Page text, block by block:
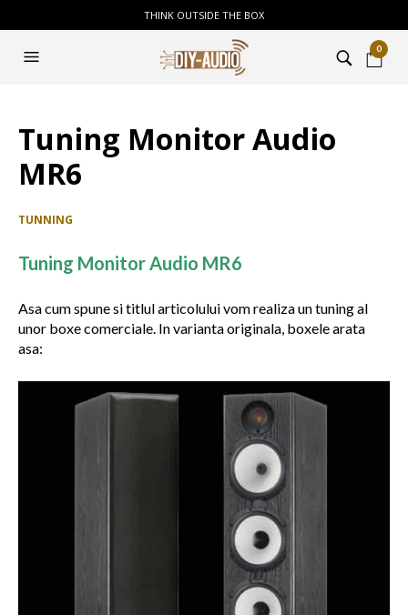
THINK OUTSIDE THE BOX
0
Tuning Monitor Audio
MR6
TUNNING
Tuning Monitor Audio MR6
Asa cum spune si titlul articolului vom realiza un tuning al
unor boxe comerciale. In varianta originala, boxele arata
asa: